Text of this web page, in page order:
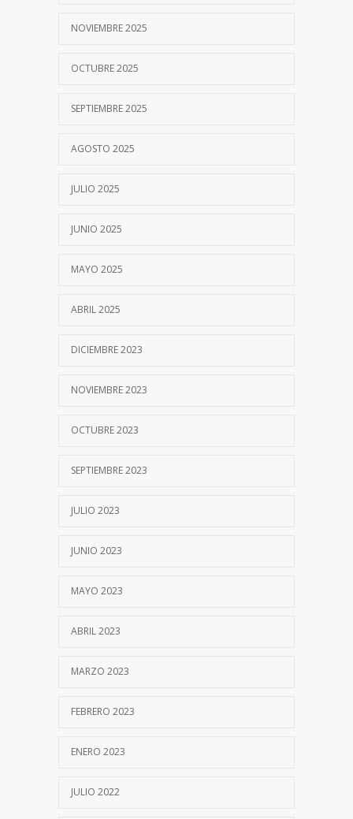
NOVIEMBRE 2025
OCTUBRE 2025
SEPTIEMBRE 2025
AGOSTO 2025
JULIO 2025
JUNIO 2025
MAYO 2025
ABRIL 2025
DICIEMBRE 2023
NOVIEMBRE 2023
OCTUBRE 2023
SEPTIEMBRE 2023
JULIO 2023
JUNIO 2023
MAYO 2023
ABRIL 2023
MARZO 2023
FEBRERO 2023
ENERO 2023
JULIO 2022